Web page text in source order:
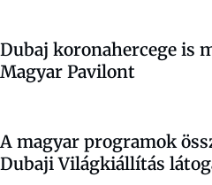
Dubaj koronahercege is
Magyar Pavilont
A magyar programok
Dubaji Világkiállítás